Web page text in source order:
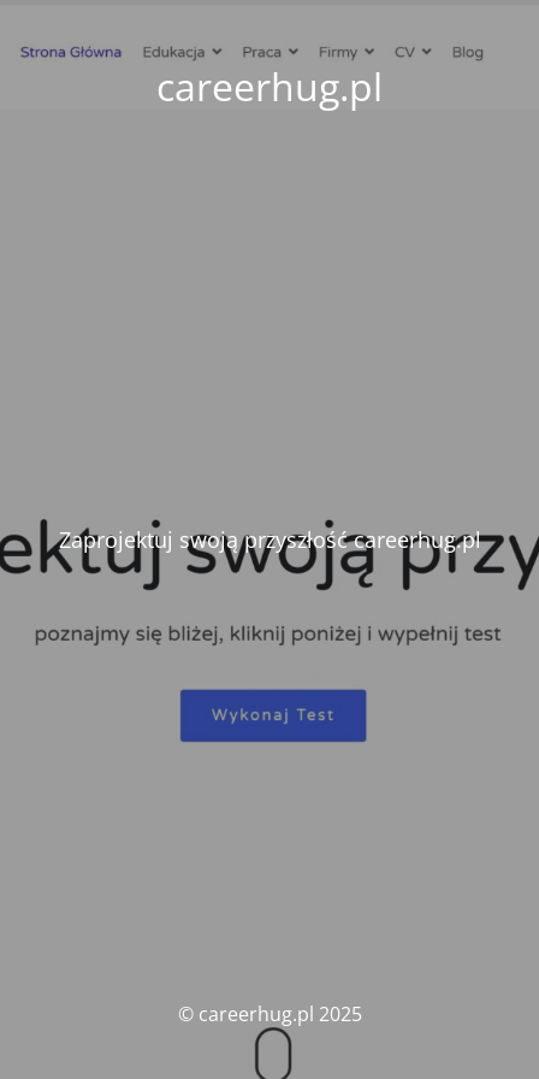
careerhug.pl
Zaprojektuj swoją przyszłość careerhug.pl
© careerhug.pl 2025